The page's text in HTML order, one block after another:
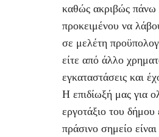
καθώς ακριβώς πάνω
προκειμένου να
σε μελέτη
είτε από άλλο
εγκαταστάσεις και
Η επιδίωξή μας για
εργοτάξιο του
πράσινο σημείο